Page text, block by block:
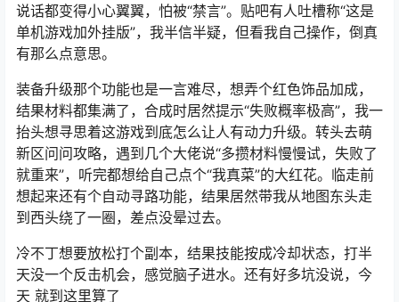
说话都变得小心翼翼，怕被“禁言”。贴吧有人吐槽称“这是
单机游戏加外挂版”，我半信半疑，但看我自己操作，倒真
有那么点意思。
装备升级那个功能也是一言难尽，想弄个红色饰品加成，
结果材料都集满了，合成时居然提示“失败概率极高”，我一
抬头想寻思着这游戏到底怎么让人有动力升级。转头去萌
新区问问攻略，遇到几个大佬说“多攒材料慢慢试，失败了
就重来”，听完都想给自己点个“我真菜”的大红花。临走前
想起来还有个自动寻路功能，结果居然带我从地图东头走
到西头绕了一圈，差点没晕过去。
冷不丁想要放松打个副本，结果技能按成冷却状态，打半
天没一个反击机会，感觉脑子进水。还有好多坑没说，今
天 就到这里算了